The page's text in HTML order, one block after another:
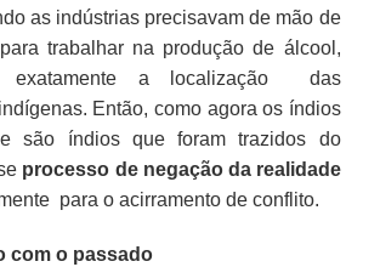
as indústrias precisavam de mão de
trabalhar na produção de álcool,
exatamente a localização das
Então, como agora os índios
são índios que foram trazidos do
processo de negação da realidade
para o acirramento de conflito.
com o passado